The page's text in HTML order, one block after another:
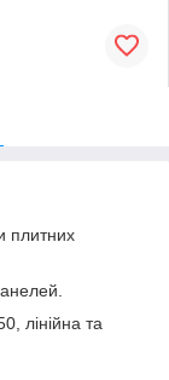
плитних
лінійна та